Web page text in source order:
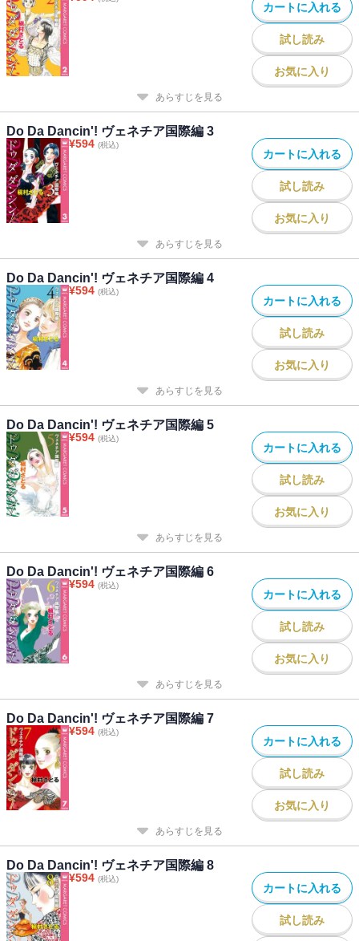
カートに入れる
試し読み
お気に入り
あらすじを見る
Do Da Dancin'! ヴェネチア国際編 3
¥594 (税込)
カートに入れる
試し読み
お気に入り
あらすじを見る
Do Da Dancin'! ヴェネチア国際編 4
¥594 (税込)
カートに入れる
試し読み
お気に入り
あらすじを見る
Do Da Dancin'! ヴェネチア国際編 5
¥594 (税込)
カートに入れる
試し読み
お気に入り
あらすじを見る
Do Da Dancin'! ヴェネチア国際編 6
¥594 (税込)
カートに入れる
試し読み
お気に入り
あらすじを見る
Do Da Dancin'! ヴェネチア国際編 7
¥594 (税込)
カートに入れる
試し読み
お気に入り
あらすじを見る
Do Da Dancin'! ヴェネチア国際編 8
¥594 (税込)
カートに入れる
試し読み